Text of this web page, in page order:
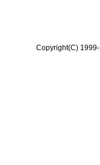
Copyright(C)